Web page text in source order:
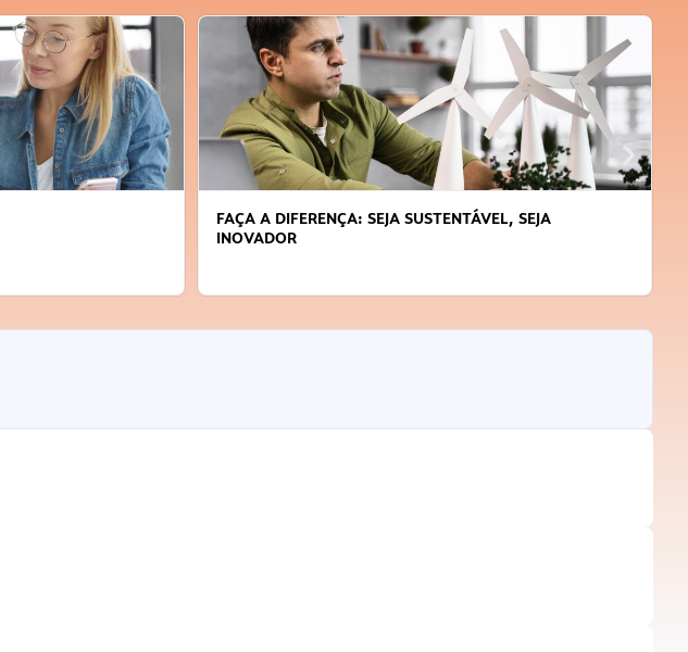
FAÇA A DIFERENÇA: SEJA SUSTENTÁVEL, SEJA
INOVADOR